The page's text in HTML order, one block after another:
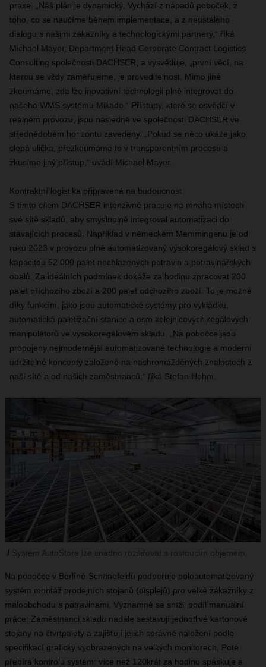
praxe. „Náš plán je dynamický. Vychází z nápadů poboček, z
toho, co se naučíme během implementace, a z neustálého
dialogu s našimi zákazníky a technologickými partnery,“ říká
Michael Mayer, Department Head Corporate Contract Logistics
Consulting společnosti DACHSER, a vysvětluje, „první věcí, na
kterou se vždy zaměřujeme, je proveditelnost. Mimo jiné
zkoumáme, zda lze inovativní technologii plně integrovat do
našeho WMS systému Mikado.“ Přístupy, které se osvědčí v
reálném provozu, jsou následně ve společnosti DACHSER ve
střednědobém horizontu zavedeny. „Pokud se něco ukáže jako
slepá ulička, přezkoumáme to v transparentním procesu a
zkusíme jiný přístup,“ uvádí Michael Mayer.
Kontraktní logistika připravená na budoucnost
S tímto cílem DACHSER intenzivně pracuje na mnoha místech
své sítě skladů, aby smysluplně integroval automatizaci do
stávajících procesů. Například v německém Memmingenu je od
roku 2023 v provozu plně automatizovaný vysokoregálový sklad s
kapacitou 52 000 palet nechlazených potravin a potravinářských
obalů. Za ideálních podmínek dokáže za hodinu zpracovat 200
palet příchozího zboží a 200 palet odchozího zboží. To je možné
díky funkcím, jako jsou automatické systémy pro vykládku,
automatická paletizační stanice a osm kolejnicových regálových
manipulátorů ve vysokoregálovém skladu. „Na pobočce jsou
propojeny nejmodernější automatizované technologie a moderní
udržitelné koncepty založené na nashromážděných znalostech z
naší sítě a od našich zaměstnanců,“ říká Stefan Hohm.
Na pobočce v Berlíně-Schönefeldu podporuje poloautomatizovaný
systém montáž prodejních stojanů (displejů) pro velké zákazníky z
maloobchodu s potravinami. Významně se snížil podíl manuální
práce: Zaměstnanci skladu nadále sestavují jednotlivé kartonové
stojany na čtvrtpalety a zajišťují jejich správné naložení podle
specifikací graficky vyobrazených na velkých monitorech. Poté
přebírá kontrolu systém: více než 120krát za hodinu spáskuje a